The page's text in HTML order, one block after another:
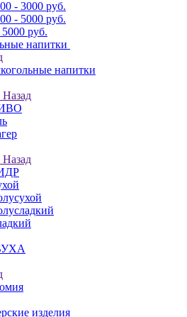
- 3000 руб.
- 5000 руб.
5000 руб.
напитки
напитки
Назад
Назад
изделия